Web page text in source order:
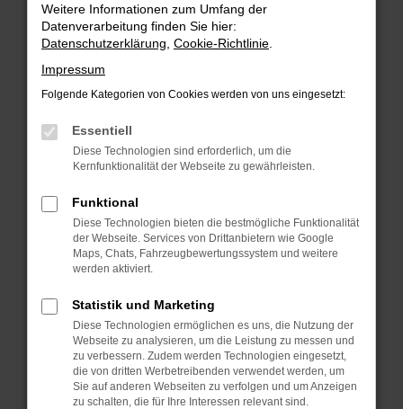
FEHLER: NETWORK ERROR
Beim Laden ist ein Fehler aufgetreten.
Hier sind ein paar Tipps, die dir helfen können:
Überprüfe deine Firewall und deine
Internetverbindung.
Laden andere Webseiten, zum Beispiel
Prüfe deine Browsererweiterungen.
Manche Erweiterungen, wie Werbeblocker,
können das Laden bestimmter Seiten
anderen Browser oder in einem privaten
Fenster?
Starte dein Gerät neu.
Das kann manchmal helfen,
vorübergehende Probleme zu beheben.
Weitere Informationen zum Umfang der
Datenverarbeitung finden Sie hier:
Datenschutzerklärung Cookie-Richtlinie
Impressum
Folgende Kategorien von Cookies werden von uns eingesetzt:
Essentiell
Diese Technologien sind erforderlich, um die
Kernfunktionalität der Webseite zu gewährleisten.
Funktional
Diese Technologien bieten die bestmögliche Funktionalität
der Webseite. Services von Drittanbietern wie Google
Maps, Chats, Fahrzeugbewertungssystem und weitere
werden aktiviert.
Statistik und Marketing
Diese Technologien ermöglichen es uns, die Nutzung der
Webseite zu analysieren, um die Leistung zu messen und
zu verbessern. Zudem werden Technologien eingesetzt,
die von dritten Werbetreibenden verwendet werden, um
Sie auf anderen Webseiten zu verfolgen und um Anzeigen
zu schalten, die für Ihre Interessen relevant sind.